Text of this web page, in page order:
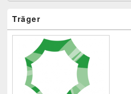
Träger